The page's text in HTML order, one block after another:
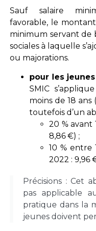
Sauf salaire
favorable, le
minimum servant de
sociales à laquelle
ou majorations.
pour les
SMIC
moins de 18 ans
toutefois d’un
20 % avant
8,86 €) ;
10 % entre
2022 : 9,96
Précisions : Cet
pas applicable
pratique dans la
jeunes doivent